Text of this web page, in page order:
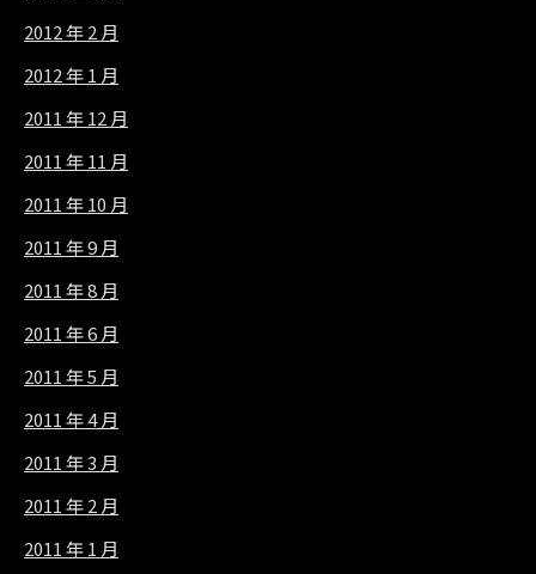
2012 年 2 月
2012 年 1 月
2011 年 12 月
2011 年 11 月
2011 年 10 月
2011 年 9 月
2011 年 8 月
2011 年 6 月
2011 年 5 月
2011 年 4 月
2011 年 3 月
2011 年 2 月
2011 年 1 月